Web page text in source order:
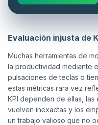
Evaluación injusta de
Muchas herramientas de
la productividad mediante
pulsaciones de teclas o
estas métricas rara vez
KPI dependen de ellas,
vuelven inexactas y los
un trabajo valioso que no